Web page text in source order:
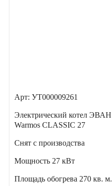
Арт: УТ000009261
Электрический котел ЭВАН
Warmos CLASSIC 27
Снят с производства
Мощность 27 кВт
Площадь обогрева 270 кв. м.